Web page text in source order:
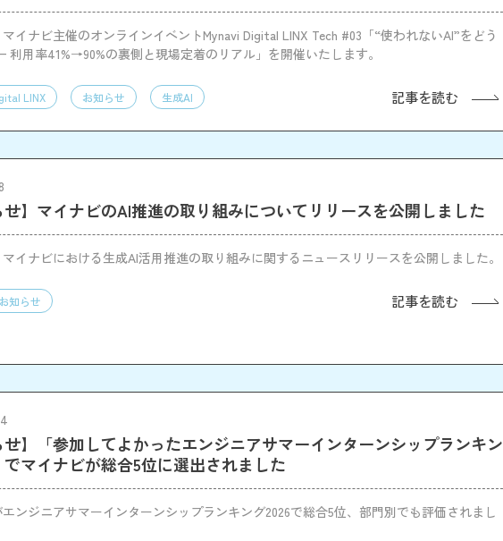
イナビ主催のオンラインイベントMynavi Digital LINX Tech #03「“使われないAI”をどう
利用率41%→90%の裏側と現場定着のリアル」を開催いたします。
LINX お知らせ 生成AI 記事を読む
せ】マイナビのAI推進の取り組みについてリリースを公開しました
イナビにおける生成AI活用推進の取り組みに関するニュースリリースを公開しました。
お知らせ 記事を読む
せ】「参加してよかったエンジニアサマーインターンシップランキン
でマイナビが総合5位に選出されました
ンジニアサマーインターンシップランキング2026で総合5位、部門別でも評価されまし